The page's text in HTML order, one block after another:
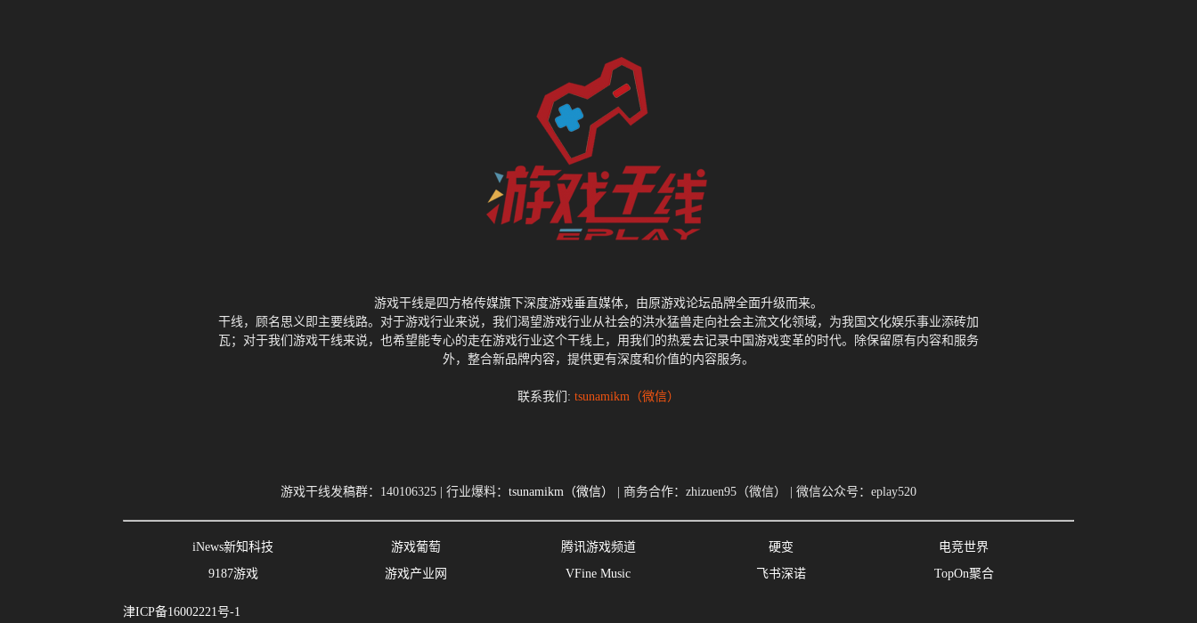
游戏干线是四方格传媒旗下深度游戏垂直媒体，由原游戏论坛品牌全面升级而来。
干线，顾名思义即主要线路。对于游戏行业来说，我们渴望游戏行业从社会的洪水猛兽走向社会主流文化领域，为我国文化娱乐事业添砖加
瓦；对于我们游戏干线来说，也希望能专心的走在游戏行业这个干线上，用我们的热爱去记录中国游戏变革的时代。除保留原有内容和服务
外，整合新品牌内容，提供更有深度和价值的内容服务。
联系我们: tsunamikm（微信）
游戏干线发稿群：140106325 | 行业爆料： tsunamikm（微信） | 商务合作：zhizuen95（微信） | 微信公众号：eplay520
iNews新知科技 游戏葡萄 腾讯游戏频道 硬变
电竞世界
9187游戏
游戏产业网 VFine Music 飞书深诺 TopOn聚合
津ICP备16002221号-1